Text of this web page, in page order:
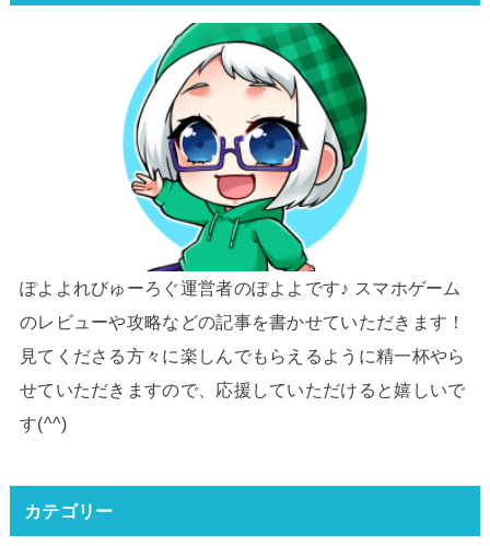
ぽよよれびゅーろぐ運営者のぽよよです♪ スマホゲーム
のレビューや攻略などの記事を書かせていただきます！
見てくださる方々に楽しんでもらえるように精一杯やら
せていただきますので、応援していただけると嬉しいで
す(^^)
カテゴリー